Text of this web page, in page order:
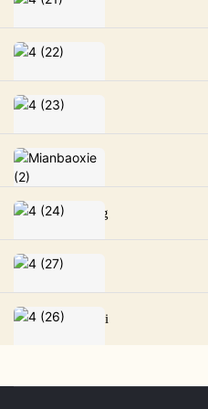
Série Romei
Série Ropin
Série Yazhi
Série Yushang
Série Lantu
Série Liangshi